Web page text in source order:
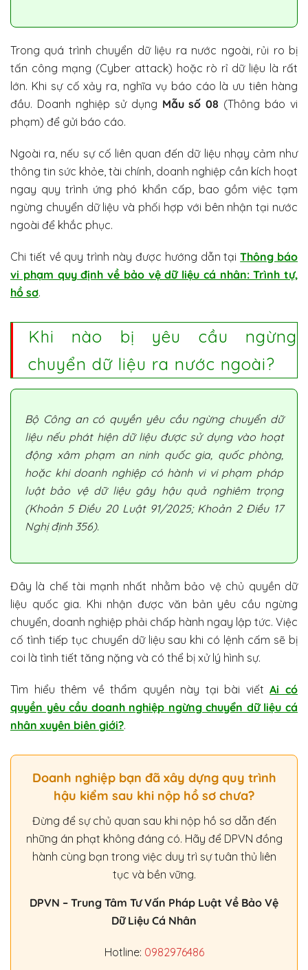
Trong quá trình chuyển dữ liệu ra nước ngoài, rủi ro bị
tấn công mạng (Cyber attack) hoặc rò rỉ dữ liệu là rất
lớn. Khi sự cố xảy ra, nghĩa vụ báo cáo là ưu tiên hàng
đầu. Doanh nghiệp sử dụng Mẫu số 08 (Thông báo vi
phạm) để gửi báo cáo.
Ngoài ra, nếu sự cố liên quan đến dữ liệu nhạy cảm như
thông tin sức khỏe, tài chính, doanh nghiệp cần kích hoạt
ngay quy trình ứng phó khẩn cấp, bao gồm việc tạm
ngừng chuyển dữ liệu và phối hợp với bên nhận tại nước
ngoài để khắc phục.
Chi tiết về quy trình này được hướng dẫn tạiThông báo
vi phạm quy định về bảo vệ dữ liệu cá nhân: Trình tự,
hồ sơ.
Khi nào bị yêu cầu ngừng
chuyển dữ liệu ra nước ngoài?
Bộ Công an có quyền yêu cầu ngừng chuyển dữ
liệu nếu phát hiện dữ liệu được sử dụng vào hoạt
động xâm phạm an ninh quốc gia, quốc phòng,
hoặc khi doanh nghiệp có hành vi vi phạm pháp
luật bảo vệ dữ liệu gây hậu quả nghiêm trọng
(Khoản 5 Điều 20 Luật 91/2025; Khoản 2 Điều 17
Nghị định 356).
Đây là chế tài mạnh nhất nhằm bảo vệ chủ quyền dữ
liệu quốc gia. Khi nhận được văn bản yêu cầu ngừng
chuyển, doanh nghiệp phải chấp hành ngay lập tức. Việc
cố tình tiếp tục chuyển dữ liệu sau khi có lệnh cấm sẽ bị
coi là tình tiết tăng nặng và có thể bị xử lý hình sự.
Tìm hiểu thêm về thẩm quyền này tại bài viếtAi có
quyền yêu cầu doanh nghiệp ngừng chuyển dữ liệu cá
nhân xuyên biên giới?.
Doanh nghiệp bạn đã xây dựng quy trình
hậu kiểm sau khi nộp hồ sơ chưa?
Đừng để sự chủ quan sau khi nộp hồ sơ dẫn đến
những án phạt không đáng có. Hãy để DPVN đồng
hành cùng bạn trong việc duy trì sự tuân thủ liên
tục và bền vững.
DPVN – Trung Tâm Tư Vấn Pháp Luật Về Bảo Vệ
Dữ Liệu Cá Nhân
Hotline: 0982976486